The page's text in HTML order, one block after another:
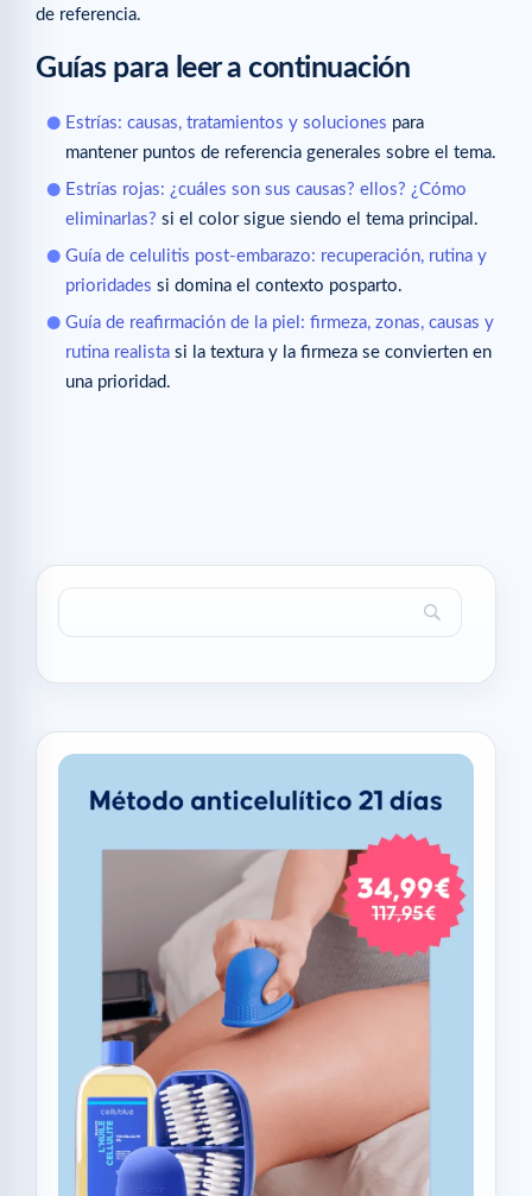
de referencia.
Guías para leer a continuación
Estrías: causas, tratamientos y soluciones para
mantener puntos de referencia generales sobre el tema.
Estrías rojas: ¿cuáles son sus causas? ellos? ¿Cómo
eliminarlas? si el color sigue siendo el tema principal.
Guía de celulitis post-embarazo: recuperación, rutina y
prioridades si domina el contexto posparto.
Guía de reafirmación de la piel: firmeza, zonas, causas y
rutina realista si la textura y la firmeza se convierten en
una prioridad.